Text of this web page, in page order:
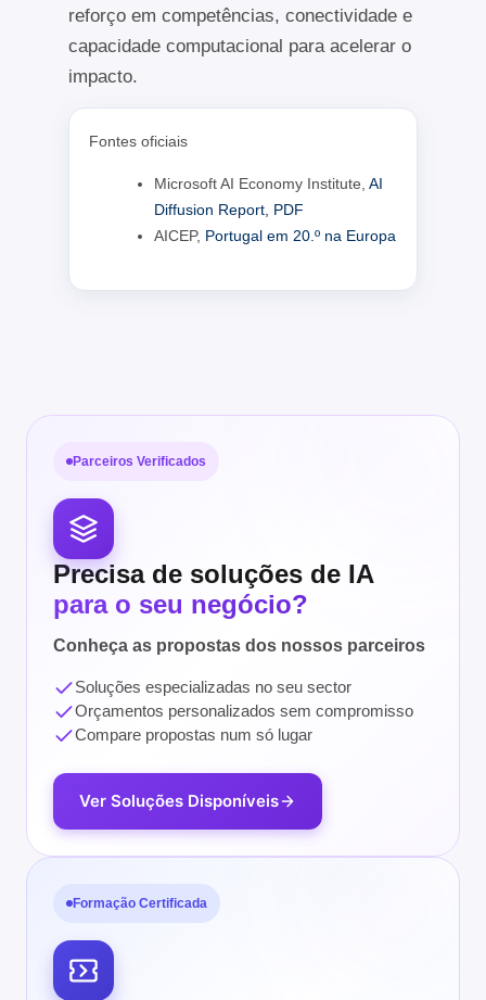
reforço em competências, conectividade e
capacidade computacional para acelerar o
impacto.
Fontes oficiais
Microsoft AI Economy Institute,AI
Diffusion Report, PDF
AICEP, Portugal em 20.º na Europa
Parceiros Verificados
Precisa de soluções de IA
para o seu negócio?
Conheça as propostas dos nossos parceiros
Soluções especializadas no seu sector
Orçamentos personalizados sem compromisso
Compare propostas num só lugar
Ver Soluções Disponíveis
Formação Certificada